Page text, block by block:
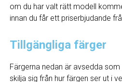
om du har valt rätt modell
innan du får ett priserbjudande
Tillgängliga färger
Färgerna nedan är avsedda
skilja sig från hur färgen ser ut i